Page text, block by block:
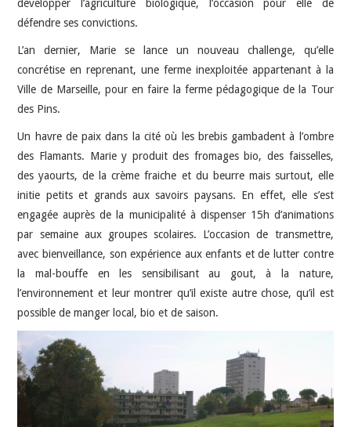
développer l’agriculture biologique, l’occasion pour elle de
défendre ses convictions.
L’an dernier, Marie se lance un nouveau challenge, qu’elle
concrétise en reprenant, une ferme inexploitée appartenant à la
Ville de Marseille, pour en faire la ferme pédagogique de la Tour
des Pins.
Un havre de paix dans la cité où les brebis gambadent à l’ombre
des Flamants. Marie y produit des fromages bio, des faisselles,
des yaourts, de la crème fraiche et du beurre mais surtout, elle
initie petits et grands aux savoirs paysans. En effet, elle s’est
engagée auprès de la municipalité à dispenser 15h d’animations
par semaine aux groupes scolaires. L’occasion de transmettre,
avec bienveillance, son expérience aux enfants et de lutter contre
la mal-bouffe en les sensibilisant au gout, à la nature,
l’environnement et leur montrer qu’il existe autre chose, qu’il est
possible de manger local, bio et de saison.